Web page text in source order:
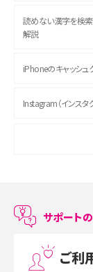
読めない漢字を検
解説
iPhoneのキャッシ
Instagram（インス
ASMRとは？初心
LINEで友だちを削
プリペイドSIMとは
サポート
ご利